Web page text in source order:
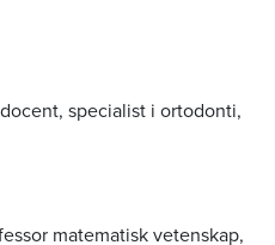
specialist i ortodonti,
matematisk vetenskap,